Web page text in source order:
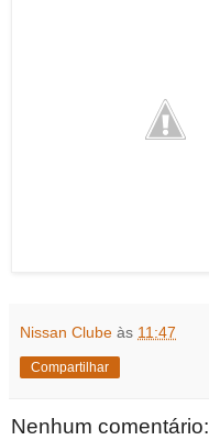
Nissan Clube às 11:47
Compartilhar
Nenhum comentário: